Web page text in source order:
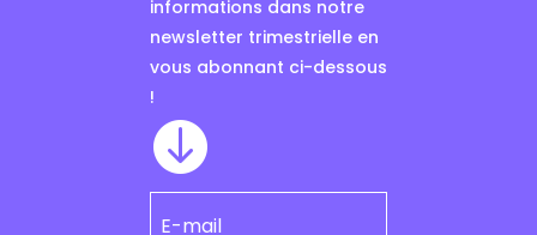
informations dans notre
newsletter trimestrielle en
vous abonnant ci-dessous
!
